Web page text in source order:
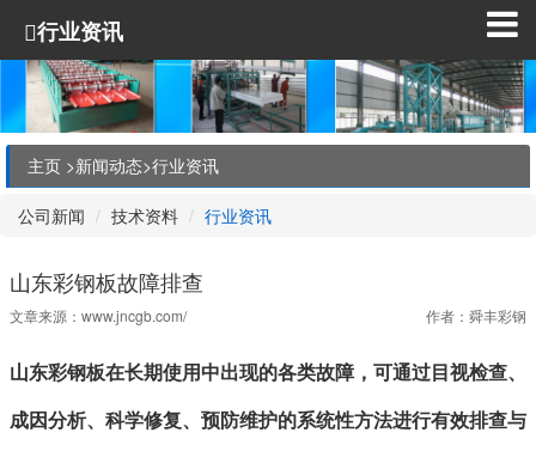
行业资讯
主页 >新闻动态>行业资讯
公司新闻 技术资料 行业资讯
山东彩钢板故障排查
文章来源： www.jncgb.com/ 作者：舜丰彩钢
山东彩钢板在长期使用中出现的各类故障，可通过目视检查、
成因分析、科学修复、预防维护的系统性方法进行有效排查与